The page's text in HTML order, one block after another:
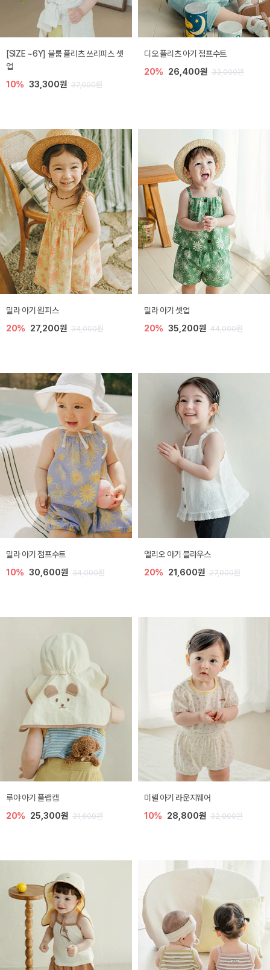
[SIZE ~6Y] 블룸 플리츠 쓰리피스 셋
업
10% 33,300원 37,000원
디오 플리츠 아기 점프수트
20% 26,400원 33,000원
밀라 아기 원피스
20% 27,200원 34,000원
밀라 아기 셋업
20% 35,200원 44,000원
밀라 아기 점프수트
10% 30,600원 34,000원
엘리오 아기 블라우스
20% 21,600원 27,000원
루야 아기 플랩캡
20% 25,300원 31,600원
미렐 아기 라운지웨어
10% 28,800원 32,000원